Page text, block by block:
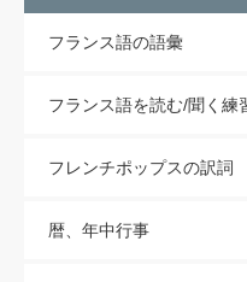
フランス語の語彙
フランス語を読む/聞く練
フレンチポップスの訳詞
暦、年中行事